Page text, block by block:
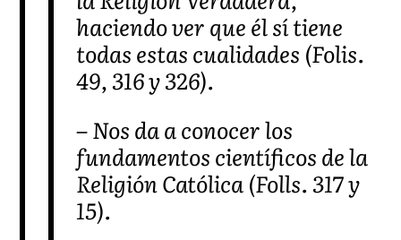
haciendo ver que él sí tiene
todas estas cualidades (Folis.
49, 316 y 326).
– Nos da a conocer los
fundamentos científicos de la
Religión Católica (Folls. 317 y
15).